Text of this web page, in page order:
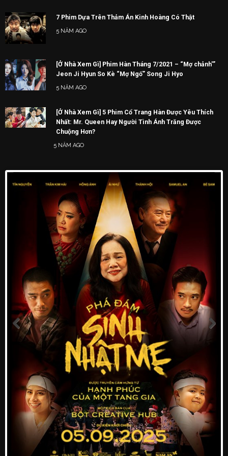
7 Phim Dựa Trên Thảm Án Kinh Hoàng Có Thật
5 NĂM AGO
[Ở Nhà Xem Gì] Phim Hàn Tháng 7/2021 – “Mợ chảnh'”
Jeon Ji Hyun So Kè “Mợ Ngố” Song Ji Hyo
5 NĂM AGO
[Ở Nhà Xem Gì] 5 Phim Cổ Trang Hàn Được Yêu Thích
Nhất: Mr. Queen Hay Người Tình Ánh Trăng Được
Chuộng Hơn?
5 NĂM AGO